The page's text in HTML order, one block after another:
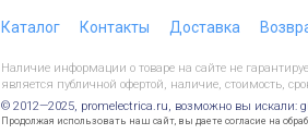
Каталог Контакты Доставка
Наличие информации о товаре на сайте не
является публичной офертой, наличие, стоимость,
© 2012—2025, promelectrica.ru, возможно вы искали:
Продолжая использовать наш сайт, вы даете согласие на